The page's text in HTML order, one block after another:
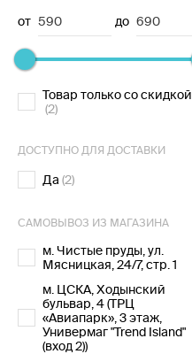
от 590 до 690
Товар только со скидкой
(2)
ДОСТУПНО ДЛЯ ДОСТАВКИ
Да (2)
САМОВЫВОЗ ИЗ МАГАЗИНА
м. Чистые пруды, ул.
Мясницкая, 24/7, стр. 1
м. ЦСКА, Ходынский
бульвар, 4 (ТРЦ
«Авиапарк», 3 этаж,
Универмаг "Trend Island"
(вход 2))